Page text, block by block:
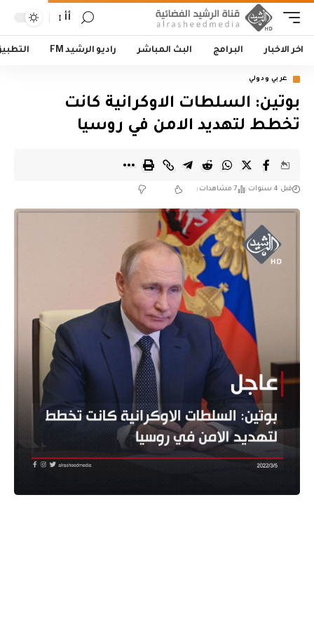
أأ
اخر الاخبار البرامج البث المباشر راديو الرشيد FM
عربي ودولي
بوتين: السلطات الاوكرانية كانت
تخطط لتهديد الامن في روسيا
قبل 4 سنوات 7 مشاهدات